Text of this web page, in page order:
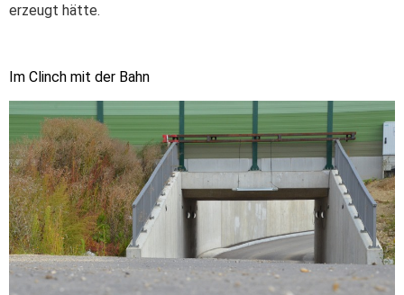
erzeugt hätte.
Im Clinch mit der Bahn